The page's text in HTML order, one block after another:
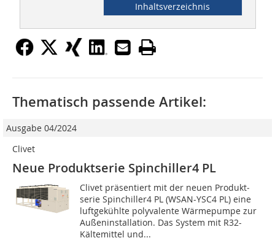
Inhaltsverzeichnis
Thematisch passende Artikel:
Ausgabe 04/2024
Clivet
Neue Produktserie Spinchiller4 PL
Clivet präsentiert mit der neuen Produkt­
serie Spinchiller4 PL (WSAN-YSC4 PL) eine
luftgekühlte polyvalente Wärmepumpe zur
Außeninstallation. Das System mit R32-
Kältemittel und...